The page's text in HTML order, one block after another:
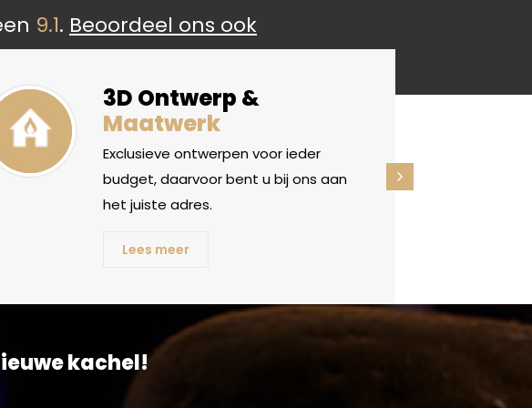
9.1. Beoordeel ons ook
3D Ontwerp &
Maatwerk
Exclusieve ontwerpen voor ieder
budget, daarvoor bent u bij ons aan
het juiste adres.
Lees meer
kachel!